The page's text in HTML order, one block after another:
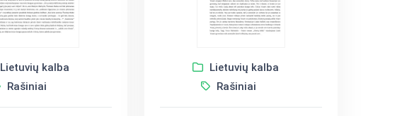
Lietuvių kalba
Rašiniai
Lietuvių kalba
Rašiniai